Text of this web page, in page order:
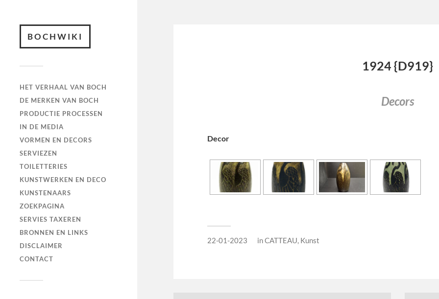
BOCHWIKI
HET VERHAAL VAN BOCH
DE MERKEN VAN BOCH
PRODUCTIE PROCESSEN
IN DE MEDIA
VORMEN EN DECORS
SERVIEZEN
TOILETTERIES
KUNSTWERKEN EN DECO
KUNSTENAARS
ZOEKPAGINA
SERVIES TAXEREN
BRONNEN EN LINKS
DISCLAIMER
CONTACT
1924 {D919}
Decors
Decor
22-01-2023 inCATTEAU, Kunst